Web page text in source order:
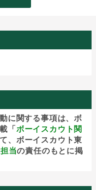
に関する事項は、ボ
「 ボーイスカウト関
、ボーイスカウト東
当の責任のもとに掲